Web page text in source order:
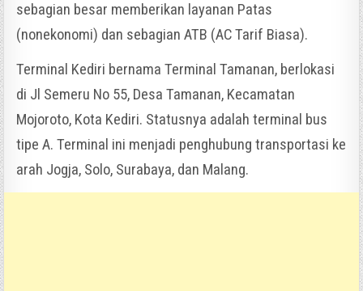
sebagian besar memberikan layanan Patas
(nonekonomi) dan sebagian ATB (AC Tarif Biasa).
Terminal Kediri bernama Terminal Tamanan, berlokasi
di Jl Semeru No 55, Desa Tamanan, Kecamatan
Mojoroto, Kota Kediri. Statusnya adalah terminal bus
tipe A. Terminal ini menjadi penghubung transportasi ke
arah Jogja, Solo, Surabaya, dan Malang.